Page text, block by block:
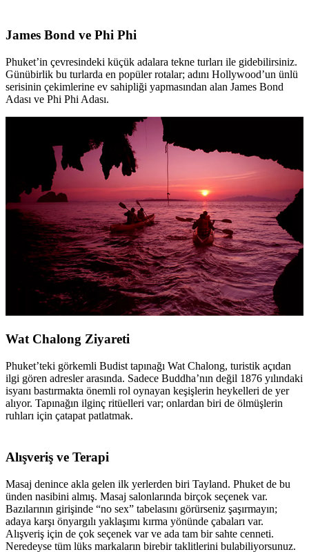
James Bond ve Phi Phi
Phuket’in çevresindeki küçük adalara tekne turları ile gidebilirsiniz.
Günübirlik bu turlarda en popüler rotalar; adını Hollywood’un ünlü
serisinin çekimlerine ev sahipliği yapmasından alan James Bond
Adası ve Phi Phi Adası.
Wat Chalong Ziyareti
Phuket’teki görkemli Budist tapınağı Wat Chalong, turistik açıdan
ilgi gören adresler arasında. Sadece Buddha’nın değil 1876 yılındaki
isyanı bastırmakta önemli rol oynayan keşişlerin heykelleri de yer
alıyor. Tapınağın ilginç ritüelleri var; onlardan biri de ölmüşlerin
ruhları için çatapat patlatmak.
Alışveriş ve Terapi
Masaj denince akla gelen ilk yerlerden biri Tayland. Phuket de bu
ünden nasibini almış. Masaj salonlarında birçok seçenek var.
Bazılarının girişinde “no sex” tabelasını görürseniz şaşırmayın;
adaya karşı önyargılı yaklaşımı kırma yönünde çabaları var.
Alışveriş için de çok seçenek var ve ada tam bir sahte cenneti.
Neredeyse tüm lüks markaların birebir taklitlerini bulabiliyorsunuz.